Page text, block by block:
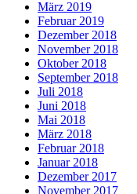
März 2019
Februar 2019
Dezember 2018
November 2018
Oktober 2018
September 2018
Juli 2018
Juni 2018
Mai 2018
März 2018
Februar 2018
Januar 2018
Dezember 2017
November 2017